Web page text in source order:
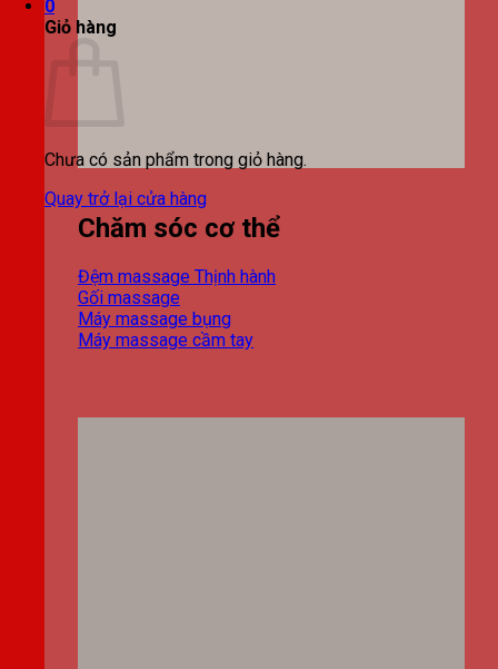
0
Giỏ hàng
Chưa có sản phẩm trong giỏ hàng.
Quay trở lại cửa hàng
Chăm sóc cơ thể
Đệm massage
Gối massage
Máy massage bụng
Máy massage cầm tay